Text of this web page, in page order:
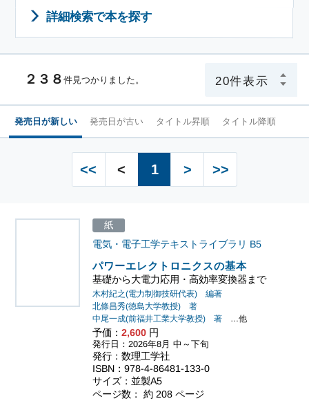
詳細検索で本を探す
２３８ 件見つかりました。
発売日が新しい 発売日が古い タイトル昇順 タイトル降順
<< < 1 > >>
パワーエレクトロニクスの基本
基礎から大電力応用・高効率変換器まで
電気・電子工学テキストライブラリ B5
木村紀之(電力制御技研代表) 編著
北條昌秀(徳島大学教授) 著
中尾一成(前福井工業大学教授) 著 …他
予価：2,600 円
紙
発行日：2026年8月 中～下旬
発行：数理工学社
ISBN：978-4-86481-133-0
サイズ：並製A5
ページ数： 約 208 ページ